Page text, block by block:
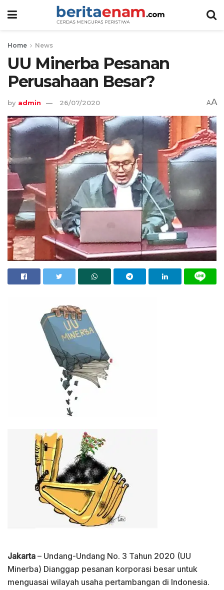
Home News
UU Minerba Pesanan
Perusahaan Besar?
by admin 26/07/2020 AA
Jakarta – Undang-Undang No. 3 Tahun 2020 (UU
Minerba) Dianggap pesanan korporasi besar untuk
menguasai wilayah usaha pertambangan di Indonesia.